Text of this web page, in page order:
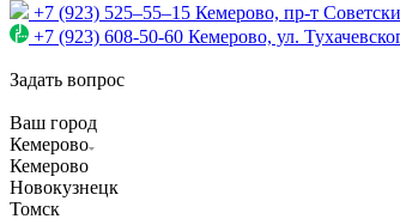
+7 (923) 525–55–15 Кемерово, пр-т
+7 (923) 608-50-60 Кемерово, ул.
Задать вопрос
Ваш город
Кемерово
Кемерово
Новокузнецк
Томск